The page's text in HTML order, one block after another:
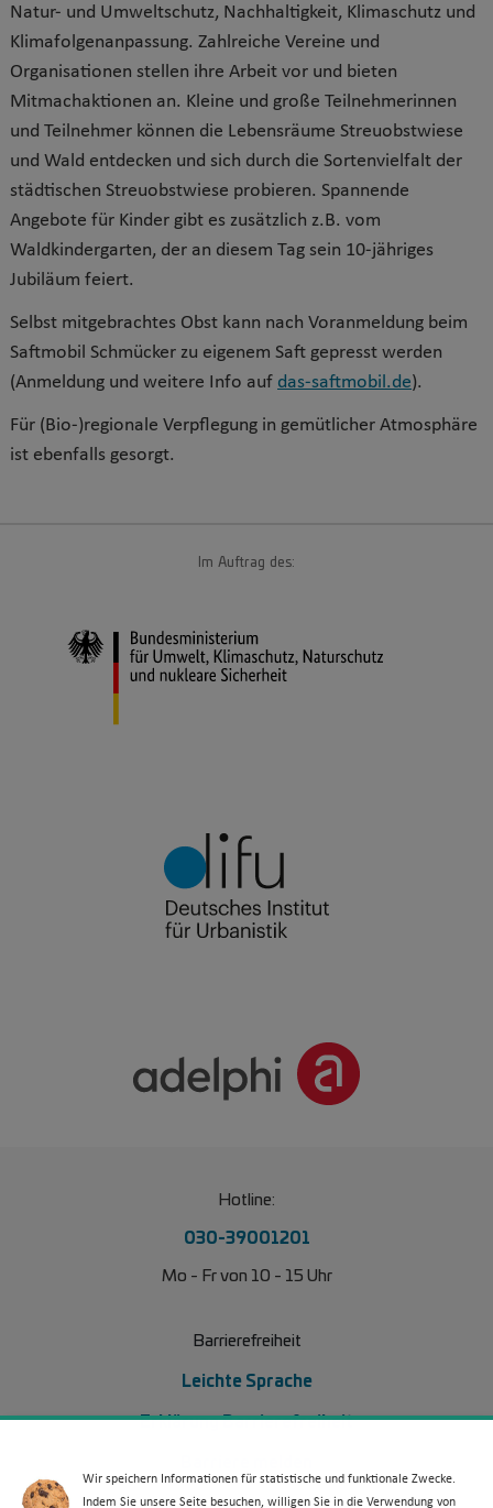
Natur- und Umweltschutz, Nachhaltigkeit, Klimaschutz und
Klimafolgenanpassung. Zahlreiche Vereine und
Organisationen stellen ihre Arbeit vor und bieten
Mitmachaktionen an. Kleine und große Teilnehmerinnen
und Teilnehmer können die Lebensräume Streuobstwiese
und Wald entdecken und sich durch die Sortenvielfalt der
städtischen Streuobstwiese probieren. Spannende
Angebote für Kinder gibt es zusätzlich z.B. vom
Waldkindergarten, der an diesem Tag sein 10-jähriges
Jubiläum feiert.
Selbst mitgebrachtes Obst kann nach Voranmeldung beim
Saftmobil Schmücker zu eigenem Saft gepresst werden
(Anmeldung und weitere Info auf das-saftmobil.de).
Für (Bio-)regionale Verpflegung in gemütlicher Atmosphäre
ist ebenfalls gesorgt.
Im Auftrag des:
Hotline:
030-39001201
Mo - Fr von 10 - 15 Uhr
Barrierefreiheit
Leichte Sprache
Erklärung Barrierefreiheit
Wir speichern Informationen für statistische und funktionale Zwecke.
Indem Sie unsere Seite besuchen, willigen Sie in die Verwendung von